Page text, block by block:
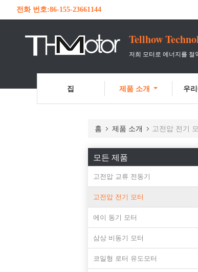
전화 번호:86-155-23661144
Tellhow
저희 모터로 에너지를 절
집 제품 소개 우
홈 제품 소개 고전압 전기
모든 제품
고전압 교류 전동기
고전압 전기 모터
에이 동기 모터
삼상 비동기 모터
코일형 로터 유도모터